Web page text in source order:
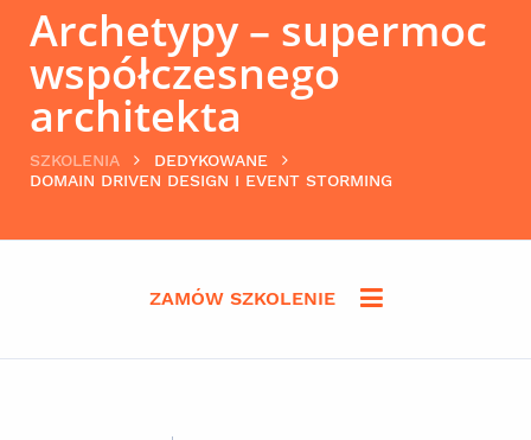
Archetypy – supermoc
współczesnego
architekta
SZKOLENIA
DEDYKOWANE
DOMAIN DRIVEN DESIGN I EVENT STORMING
ZAMÓW SZKOLENIE